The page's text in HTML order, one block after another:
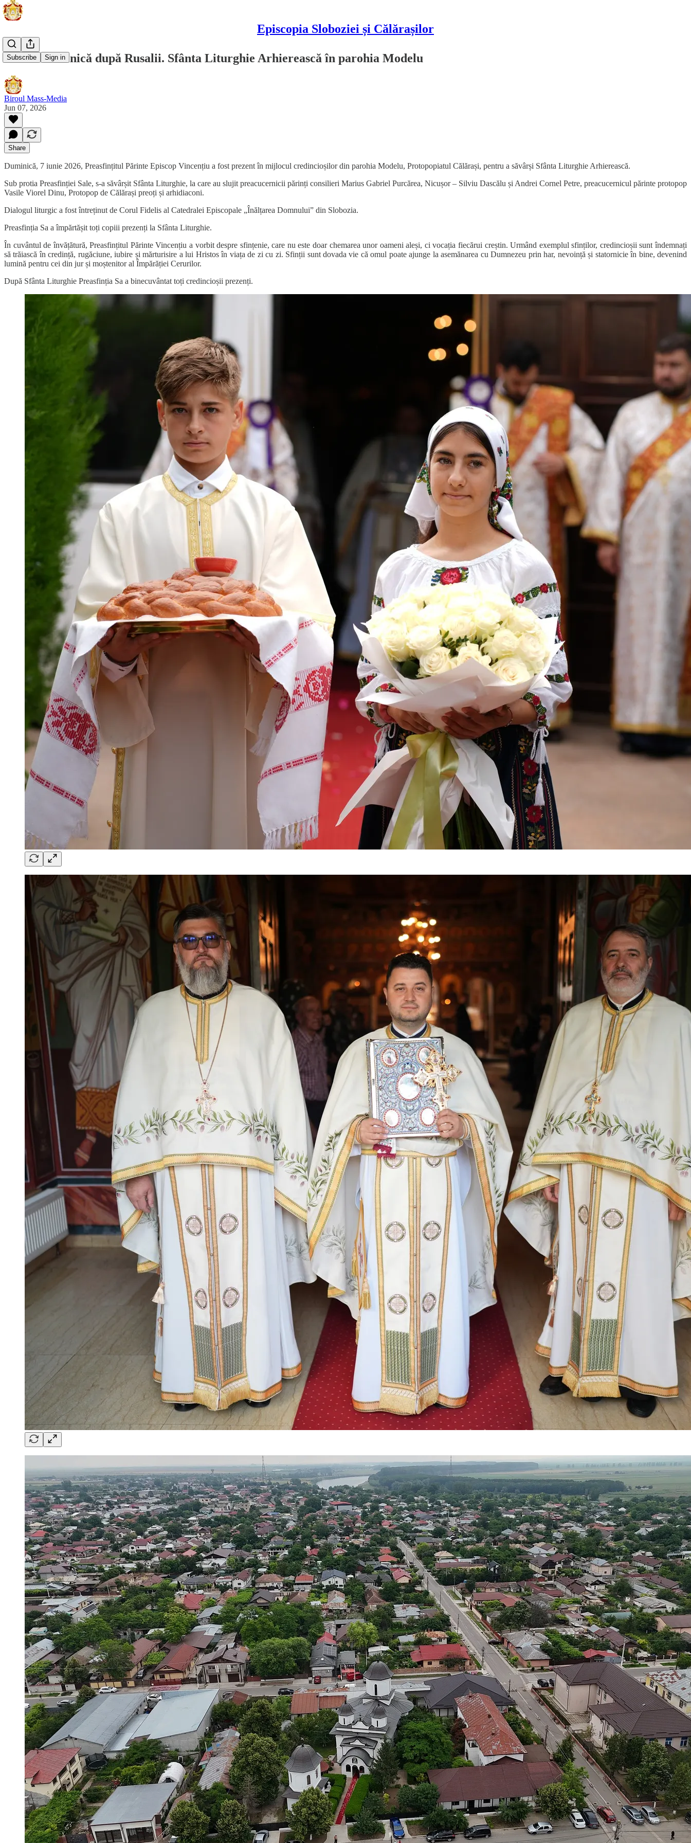
Episcopia Sloboziei și Călărașilor
Subscribe Sign in
Prima Duminică după Rusalii. Sfânta Liturghie Arhierească în parohia Modelu
Biroul Mass-Media
Jun 07, 2026
Share
Duminică, 7 iunie 2026, Preasfințitul Părinte Episcop Vincențiu a fost prezent în mijlocul credincioșilor din parohia Modelu, Protopopiatul Călărași, pentru a săvârși Sfânta Liturghie Arhierească.
Sub protia Preasfinției Sale, s-a săvârșit Sfânta Liturghie, la care au slujit preacucernicii părinți consilieri Marius Gabriel Purcărea, Nicușor – Silviu Dascălu și Andrei Cornel Petre, preacucernicul părinte protopop
Vasile Viorel Dinu, Protopop de Călărași preoți și arhidiaconi.
Dialogul liturgic a fost întreținut de Corul Fidelis al Catedralei Episcopale „Înălțarea Domnului” din Slobozia.
Preasfinția Sa a împărtășit toți copiii prezenți la Sfânta Liturghie.
În cuvântul de învățătură, Preasfințitul Părinte Vincențiu a vorbit despre sfințenie, care nu este doar chemarea unor oameni aleși, ci vocația fiecărui creștin. Urmând exemplul sfinților, credincioșii sunt îndemnați
să trăiască în credință, rugăciune, iubire și mărturisire a lui Hristos în viața de zi cu zi. Sfinții sunt dovada vie că omul poate ajunge la asemănarea cu Dumnezeu prin har, nevoință și statornicie în bine, devenind
lumină pentru cei din jur și moștenitor al Împărăției Cerurilor.
După Sfânta Liturghie Preasfinția Sa a binecuvântat toți credincioșii prezenți.